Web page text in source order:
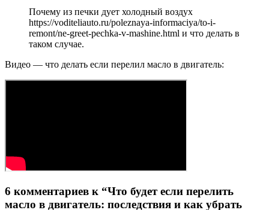
Почему из печки дует холодный воздух
https://voditeliauto.ru/poleznaya-informaciya/to-i-
remont/ne-greet-pechka-v-mashine.html и что делать в
таком случае.
Видео — что делать если перелил масло в двигатель:
6 комментариев к “Что будет если перелить
масло в двигатель: последствия и как убрать